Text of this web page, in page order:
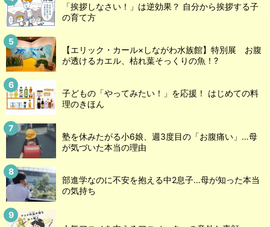
「挨拶しなさい！」は逆効果？ 自分から挨拶する子
の育て方
【エリック・カール×しながわ水族館】特別展 お腹
が透けるカエル、枯れ葉そっくりの魚！?
子どもの「やってみたい！」を応援！ はじめての料
理のきほん
塾を休みたがる小6娘、週3度目の「お腹痛い」…母
が気づいた本当の理由
部進学なのに不安を抱える中2息子…母が知った本当
の気持ち